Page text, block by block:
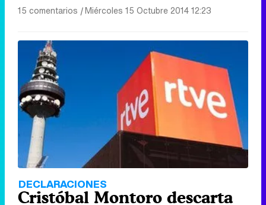
15 comentarios |Miércoles 15 Octubre 2014 12:23
DECLARACIONES
Cristóbal Montoro descarta